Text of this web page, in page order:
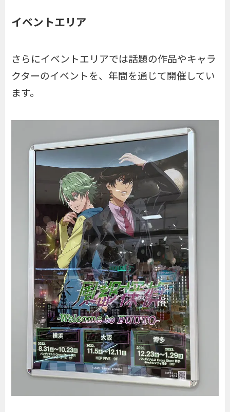
イベントエリア
さらにイベントエリアでは話題の作品やキャラ
クターのイベントを、年間を通じて開催してい
ます。